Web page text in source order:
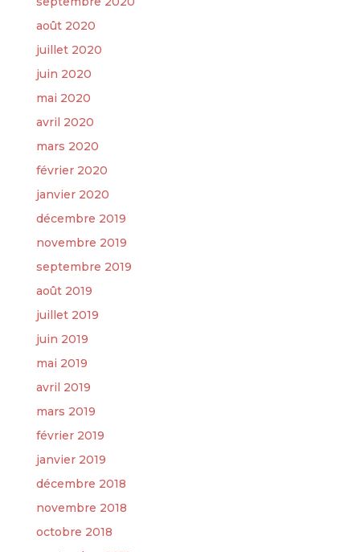
août 2020
juillet 2020
juin 2020
mai 2020
avril 2020
mars 2020
février 2020
janvier 2020
décembre 2019
novembre 2019
septembre 2019
août 2019
juillet 2019
juin 2019
mai 2019
avril 2019
mars 2019
février 2019
janvier 2019
décembre 2018
novembre 2018
octobre 2018